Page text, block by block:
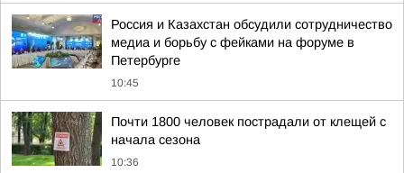
Россия и Казахстан обсудили сотрудничество
медиа и борьбу с фейками на форуме в
Петербурге
10:45
Почти 1800 человек пострадали от клещей с
начала сезона
10:36